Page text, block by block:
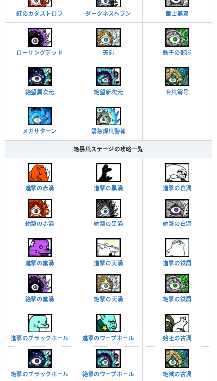
紅のカタストロフ ダークネスヘブン 国士無双
ローリングデッド 天罰 鉄子の部屋
絶望異次元 絶望新次元 台風零号
メガサターン 緊急爆風警報
-
絶暴風ステージの攻略一覧
進撃の赤渦
絶撃の赤渦
進撃の黒渦
絶撃の黒渦
進撃の白渦
絶撃の白渦
進撃の業渦
絶撃の業渦
進撃の天渦
絶撃の天渦
進撃の鉄屑
絶撃の鉄屑
進撃のブラックホール
絶撃のブラックホール
進撃のワープホール
絶撃のワープホール
始祖の古渦
絶滅の古渦